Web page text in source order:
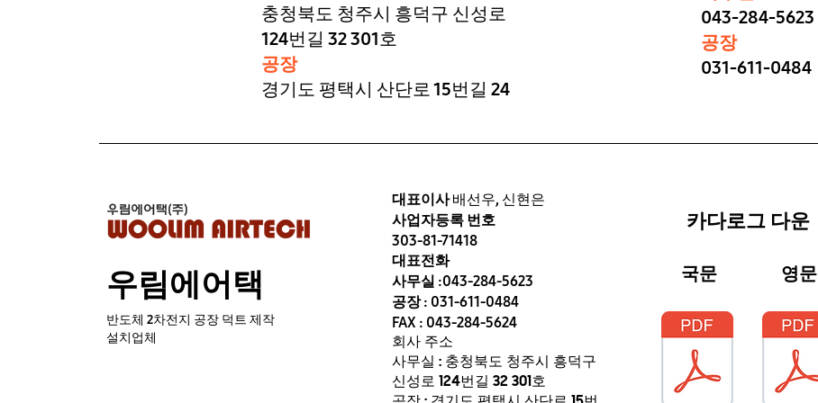
충청북도 청주시 흥덕구 신성로
124번길 32 301호
공장
경기도 평택시 산단로 15번길 24
043-284-5623
공장
031-611-0484
우림에어택
반도체 2차전지 공장 덕트 제작
설치업체
대표이사배선우, 신현은
사업자등록 번호
303-81-71418
대표전화
사무실 :043-284-5623
공장 : 031-611-0484
FAX : 043-284-5624
회사 주소
사무실 : 충청북도 청주시 흥덕구
신성로 124번길 32 301호
카다로그 다운
국문 영문